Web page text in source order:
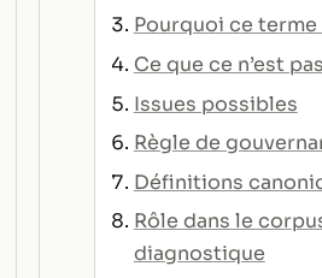
Pourquoi ce
Ce que ce n’est pas
Issues possibles
Règle de
Définitions
Rôle dans le
diagnostique